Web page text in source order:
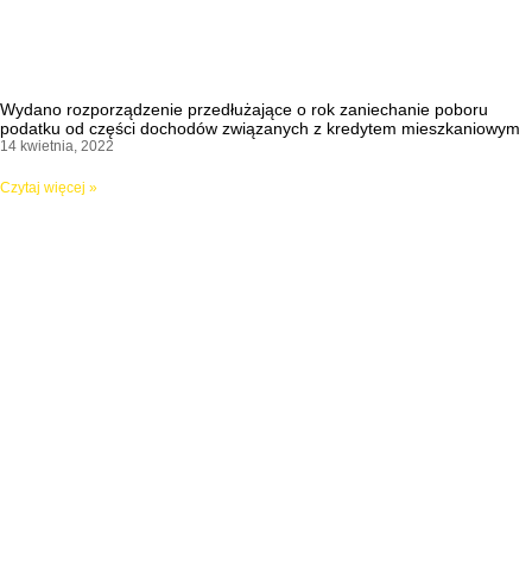
Wydano rozporządzenie przedłużające o rok zaniechanie poboru
podatku od części dochodów związanych z kredytem mieszkaniowym
14 kwietnia, 2022
Czytaj więcej »